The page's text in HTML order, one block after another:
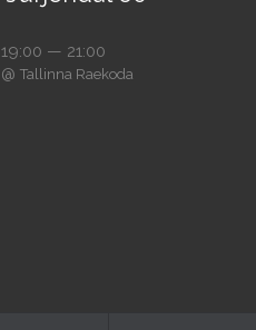
19:00 — 21:00
@ Tallinna Raekoda